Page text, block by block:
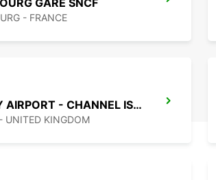
GARE SNCF
- FRANCE
JERSEY AIRPORT - CHANNEL ISLANDS
UNITED KINGDOM